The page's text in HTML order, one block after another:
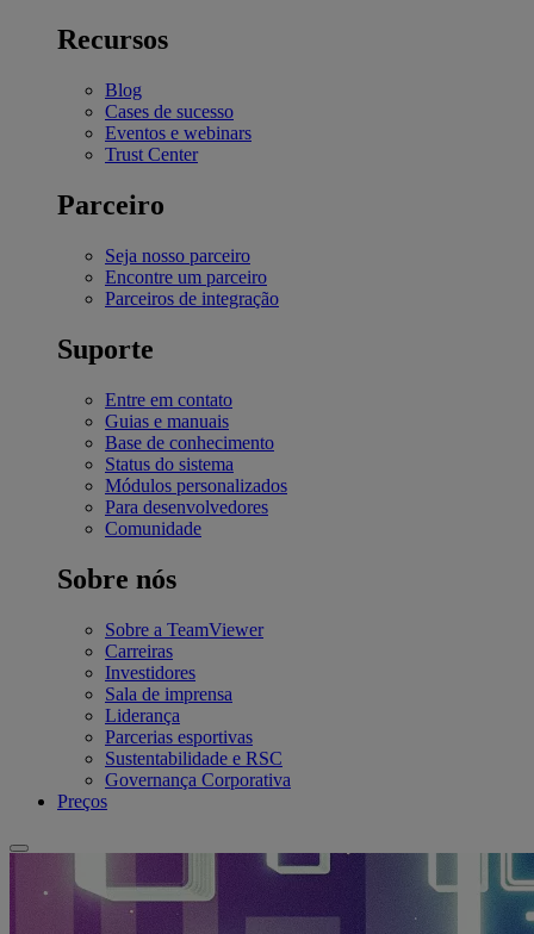
Recursos
Blog
Cases de sucesso
Eventos e webinars
Trust Center
Parceiro
Seja nosso parceiro
Encontre um parceiro
Parceiros de integração
Suporte
Entre em contato
Guias e manuais
Base de conhecimento
Status do sistema
Módulos personalizados
Para desenvolvedores
Comunidade
Sobre nós
Sobre a TeamViewer
Carreiras
Investidores
Sala de imprensa
Liderança
Parcerias esportivas
Sustentabilidade e RSC
Governança Corporativa
Preços